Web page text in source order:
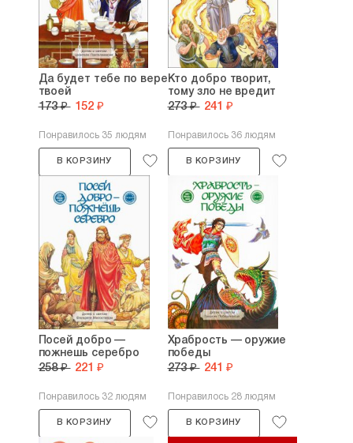
Да будет тебе по вере
твоей
173 ₽ 152 ₽
Понравилось 35 людям
В КОРЗИНУ
Кто добро творит,
тому зло не вредит
273 ₽ 241 ₽
Понравилось 36 людям
В КОРЗИНУ
Посей добро —
пожнешь серебро
258 ₽ 221 ₽
Понравилось 32 людям
В КОРЗИНУ
Храбрость — оружие
победы
273 ₽ 241 ₽
Понравилось 28 людям
В КОРЗИНУ